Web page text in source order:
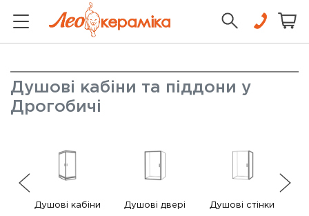
Душові кабіни та піддони у
Дрогобичі
Душові кабіни Душові двері Душові стінки